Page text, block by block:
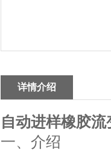
详情介绍
自动进样橡胶流
‌一、 介绍